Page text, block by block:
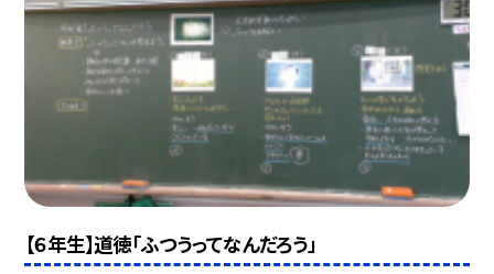
【６年生】道徳「ふつうってなんだろう」